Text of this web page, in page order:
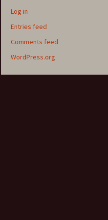
Log in
Entries feed
Comments feed
WordPress.org